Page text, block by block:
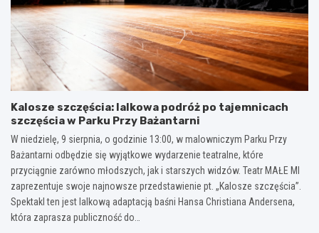
Kalosze szczęścia: lalkowa podróż po tajemnicach
szczęścia w Parku Przy Bażantarni
W niedzielę, 9 sierpnia, o godzinie 13:00, w malowniczym Parku Przy
Bażantarni odbędzie się wyjątkowe wydarzenie teatralne, które
przyciągnie zarówno młodszych, jak i starszych widzów. Teatr MAŁE MI
zaprezentuje swoje najnowsze przedstawienie pt. „Kalosze szczęścia”.
Spektakl ten jest lalkową adaptacją baśni Hansa Christiana Andersena,
która zaprasza publiczność do…